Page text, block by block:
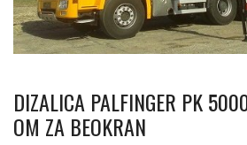
DIZALICA PALFINGER PK
OM ZA BEOKRAN